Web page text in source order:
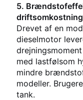
5.
Drevet af en
dieselmotor
med lastfølsom
mindre
modeller.
tank.